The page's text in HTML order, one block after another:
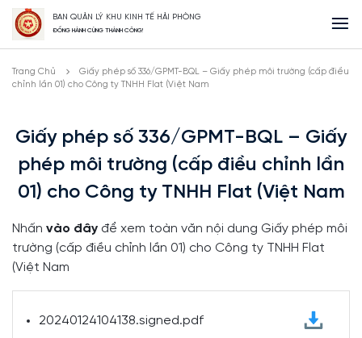
BAN QUẢN LÝ KHU KINH TẾ HẢI PHÒNG
ĐỒNG HÀNH CÙNG THÀNH CÔNG!
Trang Chủ
Giấy phép số 336/GPMT-BQL – Giấy phép môi trường (cấp điều
chỉnh lần 01) cho Công ty TNHH Flat (Việt Nam
Giấy phép số 336/GPMT-BQL – Giấy
phép môi trường (cấp điều chỉnh lần
01) cho Công ty TNHH Flat (Việt Nam
Nhấn vào đây để xem toàn văn nội dung Giấy phép môi
trường (cấp điều chỉnh lần 01) cho Công ty TNHH Flat
(Việt Nam
20240124104138.signed.pdf